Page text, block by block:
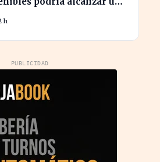
h
PUBLICIDAD